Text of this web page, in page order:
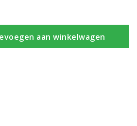
aan winkelwagen